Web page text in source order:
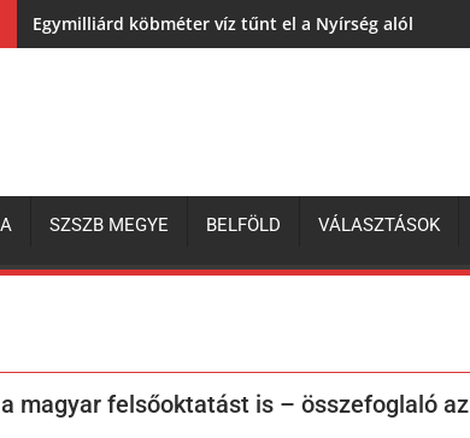
Egymilliárd köbméter víz tűnt el a Nyírség alól
SZSZB MEGYE BELFÖLD VÁLASZTÁSOK
magyar felsőoktatást is – összefoglaló az